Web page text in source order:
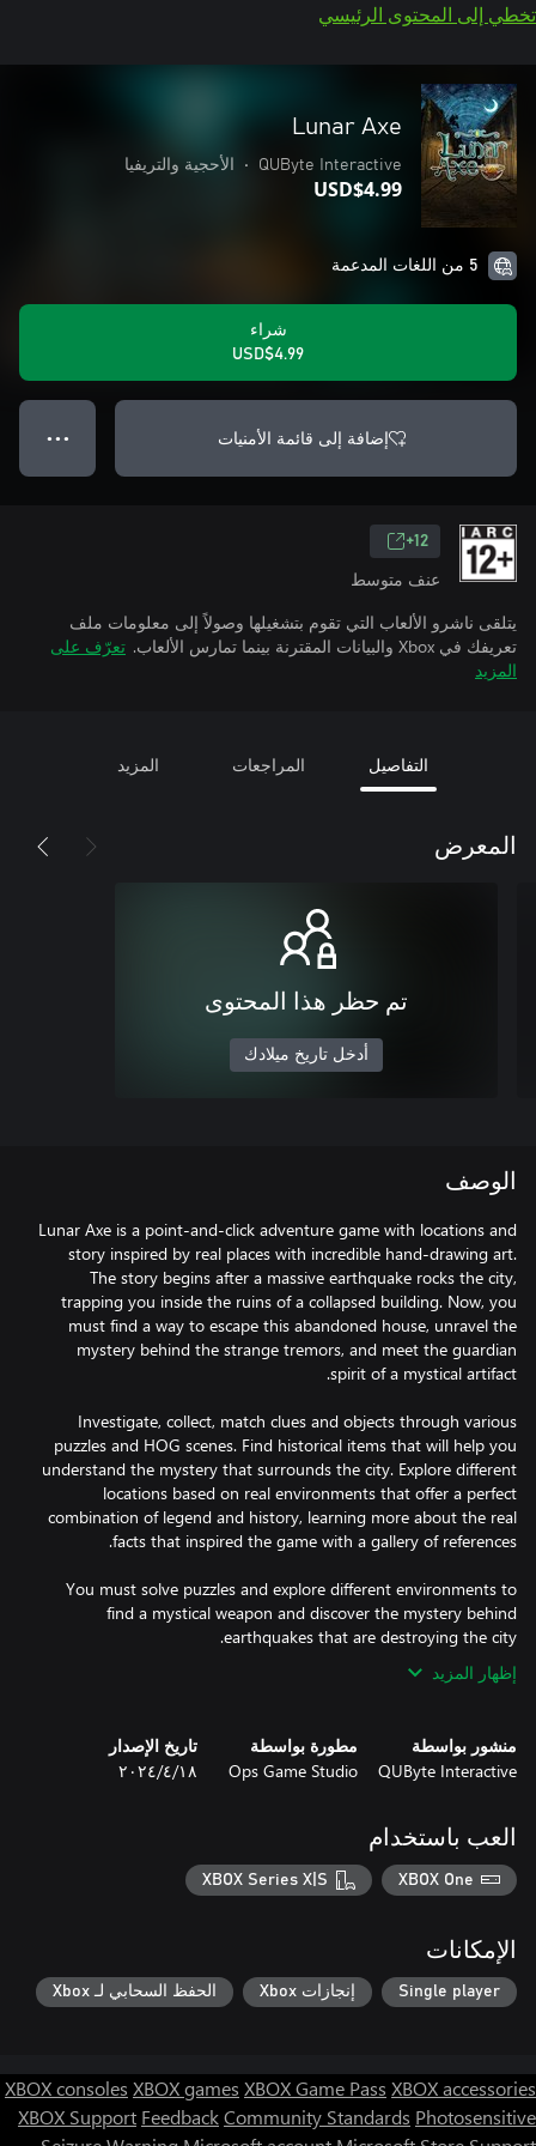
تخطي إلى المحتوى الرئيسي
Lunar Axe
QUByte Interactive
• الأحجية والتريفيا
USD$4.99
5 من اللغات المدعمة
شراء
USD$4.99
إضافة إلى قائمة الأمنيات ● ● ●
12+
عنف متوسط
يتلقى ناشرو الألعاب التي تقوم بتشغيلها وصولاً إلى معلومات ملف
تعريفك في Xbox والبيانات المقترنة بينما تمارس الألعاب.
تعرّف على
المزيد
التفاصيل المراجعات المزيد
المعرض
تم حظر هذا المحتوى
أدخل تاريخ ميلادك
الوصف
Lunar Axe is a point-and-click adventure game with locations and
story inspired by real places with incredible hand-drawing art.
The story begins after a massive earthquake rocks the city,
trapping you inside the ruins of a collapsed building. Now, you
must find a way to escape this abandoned house, unravel the
mystery behind the strange tremors, and meet the guardian
Investigate, collect, match clues and objects through various
puzzles and HOG scenes. Find historical items that will help you
understand the mystery that surrounds the city. Explore different
locations based on real environments that offer a perfect
combination of legend and history, learning more about the real
You must solve puzzles and explore different environments to
find a mystical weapon and discover the mystery behind
earthquakes that are destroying the city.
إظهار المزيد
منشور بواسطة
QUByte Interactive
مطورة بواسطة
Ops Game Studio
تاريخ الإصدار
١٨‏/٤‏/٢٠٢٤
العب باستخدام
XBOX One
XBOX Series X|S
الإمكانات
Single player إنجازات Xbox الحفظ السحابي لـ Xbox
XBOX consoles XBOX games XBOX Game Pass XBOX accessories
XBOX Support FeedbackCommunity Standards Photosensitive